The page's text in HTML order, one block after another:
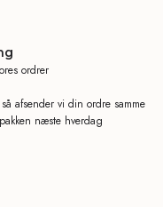
ordrer
afsender vi din ordre samme
næste hverdag